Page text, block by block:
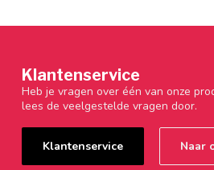
Klantenservice
Heb je vragen over één van onze
lees de veelgestelde vragen door.
Klantenservice Naar